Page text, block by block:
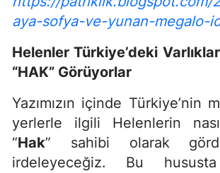
aya-sofya-ve-yunan-megalo-
Helenler Türkiye’deki
“HAK” Görüyorlar
Yazımızın içinde Türkiye’nin
yerlerle ilgili Helenlerin
“Hak” sahibi olarak
irdeleyeceğiz. Bu